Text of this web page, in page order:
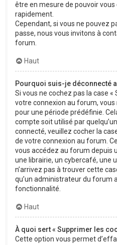
être en mesure de pouvoir
rapidement.
Cependant, si vous ne pouvez
passe, nous vous invitons à
forum.
Haut
Pourquoi suis-je déconnecté
Si vous ne cochez pas la case «
votre connexion au forum,
pour une période prédéfinie.
compte soit utilisé par
connecté, veuillez cocher la
de votre connexion au forum.
vous accédez au forum depuis
une librairie, un cybercafé, une
n’arrivez pas à trouver cette
qu’un administrateur du forum
fonctionnalité.
Haut
À quoi sert « Supprimer les
Cette option vous permet